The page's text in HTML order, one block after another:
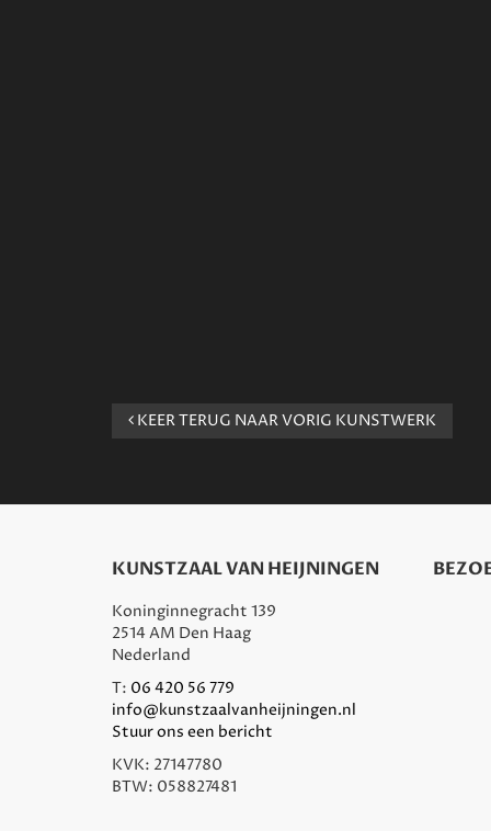
KEER TERUG NAAR VORIG KUNSTWERK
KUNSTZAAL VAN HEIJNINGEN
Koninginnegracht 139
2514 AM Den Haag
Nederland
T: 06 420 56 779
info@kunstzaalvanheijningen.nl
Stuur ons een bericht
KVK: 27147780
BTW: 058827481